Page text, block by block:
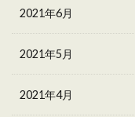
2021年6月
2021年5月
2021年4月